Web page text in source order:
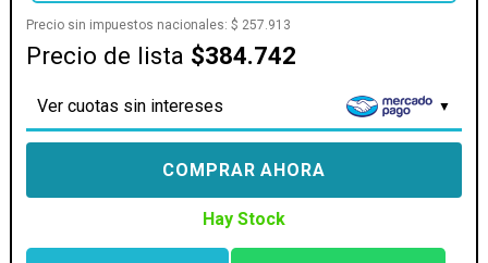
Precio sin impuestos nacionales:$ 257.913
Precio de lista $384.742
Ver cuotas sin intereses
COMPRAR AHORA
Hay Stock